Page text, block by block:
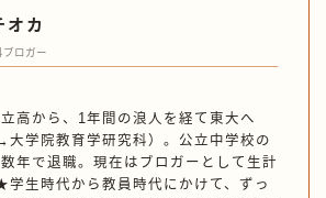
オカ
ブロガー
高から、1年間の浪人を経て東大へ
学院教育学研究科）。公立中学校の
年で退職。現在はブロガーとして生計
生時代から教員時代にかけて、ずっ